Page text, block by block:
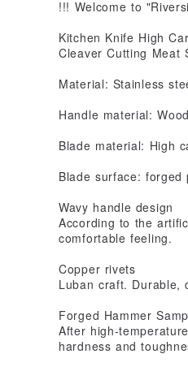
!!! Welcome to
Kitchen Knife High
Cleaver Cutting Meat
Material: Stainless
Handle material: Wood
Blade material: High
Blade surface: forged
Wavy handle design
According to the
comfortable feeling.
Copper rivets
Luban craft. Durable,
Forged Hammer
After high-
hardness and